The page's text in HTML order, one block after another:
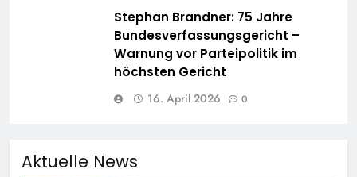
Stephan Brandner: 75 Jahre
Bundesverfassungsgericht –
Warnung vor Parteipolitik im
höchsten Gericht
16. April 2026 0
Aktuelle News